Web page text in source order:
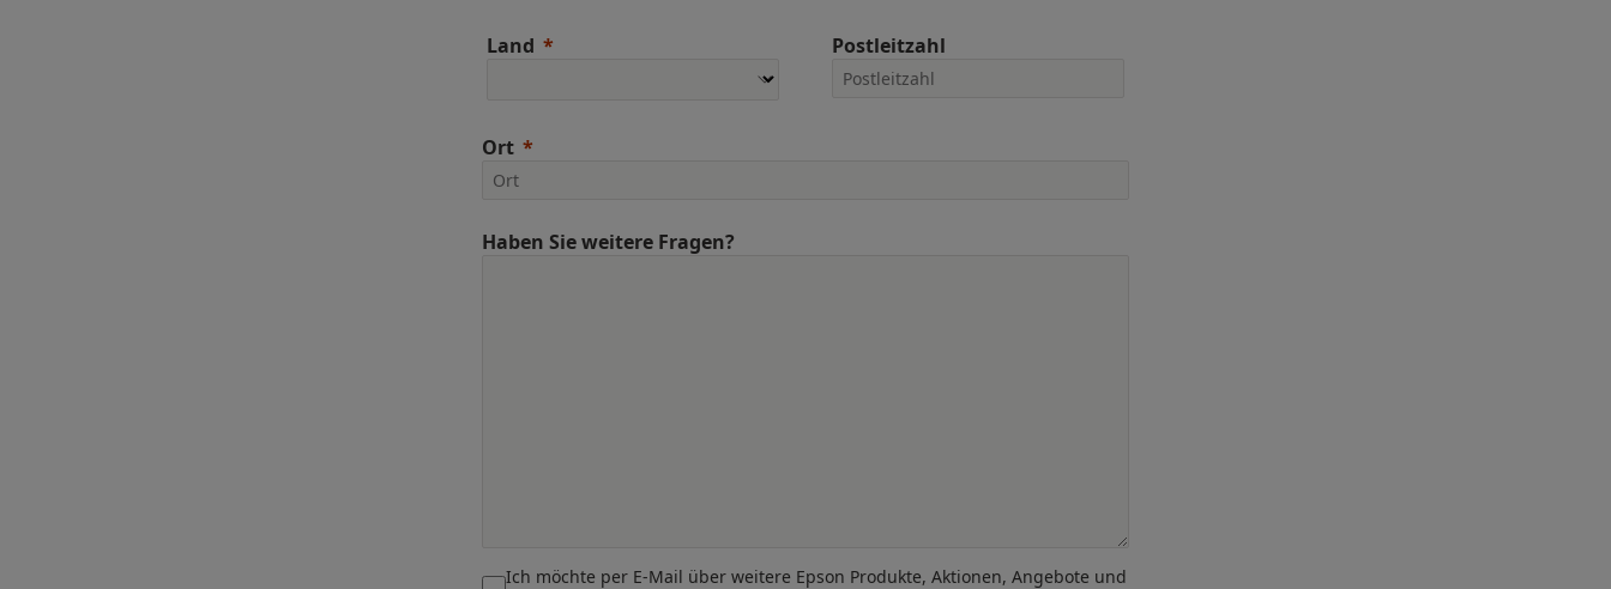
Land Postleitzahl
Ort
Haben Sie weitere Fragen?
Ich möchte per E-Mail über weitere Epson Produkte, Aktionen, Angebote und